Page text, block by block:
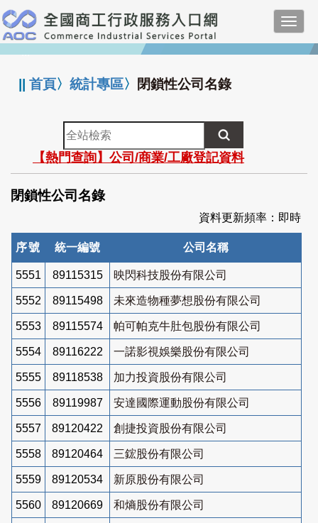
跳
到
主
要
:::
||首頁〉統計專區〉 閉鎖性公司名錄
全
站
檢
索
【熱門查詢】公司/商業/工廠登記資料
閉鎖性公司名錄
資料更新頻率：即時
序號 統一編號 公司名稱
5551 89115315 映閃科技股份有限公司
5552 89115498 未來造物種夢想股份有限公司
5553 89115574 帕可帕克牛肚包股份有限公司
5554 89116222 一諾影視娛樂股份有限公司
5555 89118538 加力投資股份有限公司
5556 89119987 安達國際運動股份有限公司
5557 89120422 創捷投資股份有限公司
5558 89120464 三鋐股份有限公司
5559 89120534 新原股份有限公司
5560 89120669 和熵股份有限公司